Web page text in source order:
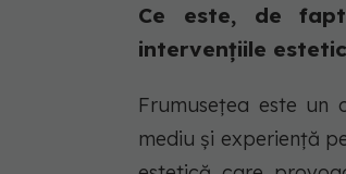
Ce este, de
intervențiile
Frumusețea este un
mediu și experiență